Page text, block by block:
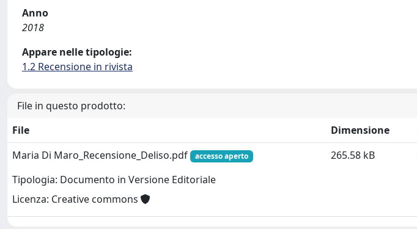
Anno
2018
Appare nelle tipologie:
1.2 Recensione in rivista
File in questo prodotto:
File
Dimensione
Maria Di Maro_Recensione_Deliso.pdf
accesso aperto
Tipologia: Documento in Versione Editoriale
Licenza: Creative commons
265.58 kB